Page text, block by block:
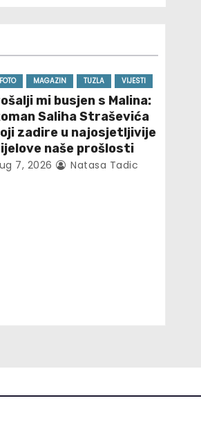
FOTO MAGAZIN TUZLA VIJESTI
mi busjen s Malina:
Saliha Straševića
zadire u najosjetljivije
naše prošlosti
7, 2026 Natasa Tadic